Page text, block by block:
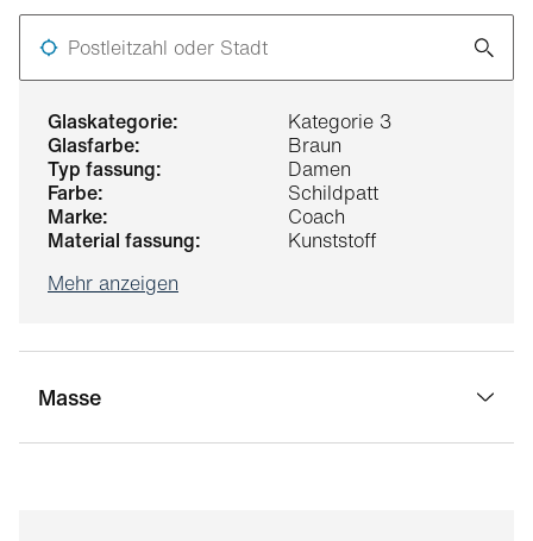
glaskategorie:
Kategorie 3
glasfarbe:
Braun
typ fassung:
Damen
farbe:
Schildpatt
marke:
Coach
material fassung:
Kunststoff
Mehr anzeigen
Masse
Postleitzahl oder Stadt